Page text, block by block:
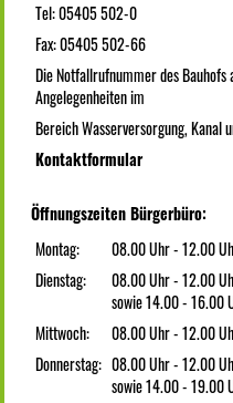
Tel: 05405 502-0
Fax: 05405 502-66
Die Notfallrufnummer des
Angelegenheiten im
Bereich Wasserversorgung,
Kontaktformular
Öffnungszeiten Bürgerbüro:
Montag:
08.00 Uhr - 12.00
Dienstag:
08.00 Uhr - 12.00
sowie 14.00 - 16.00
Mittwoch:
08.00 Uhr - 12.00
Donnerstag: 08.00 Uhr - 12.00
sowie 14.00 - 19.00